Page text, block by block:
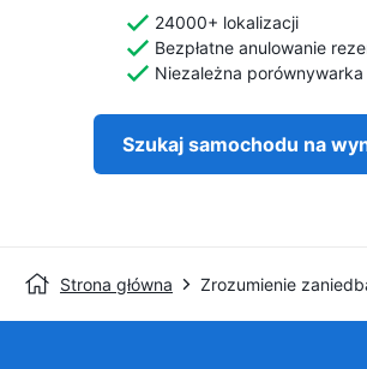
24000+ lokalizacji
Bezpłatne anulowanie
Niezależna porównywarka
Szukaj samochodu na
Strona główna Zrozumienie